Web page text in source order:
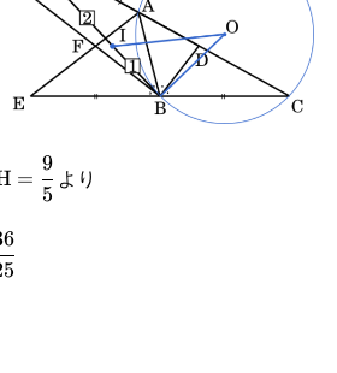
=
5
9
より